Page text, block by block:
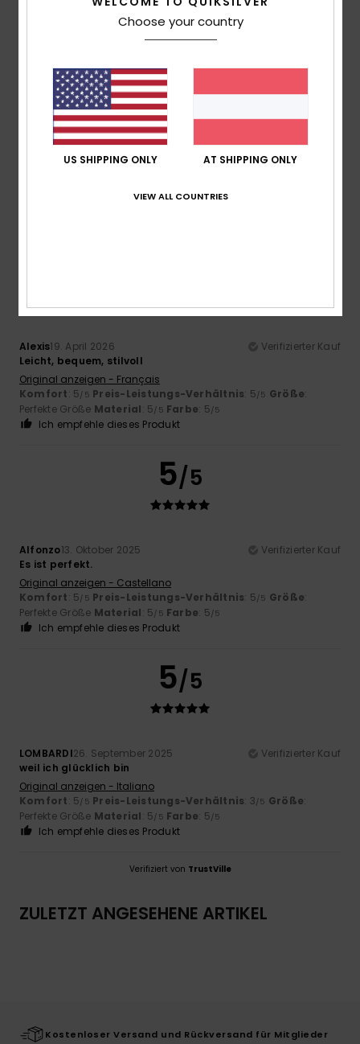
Preis-Leistungs-Verhältnis
Größe
Zu klein Zu groß
5.0
Alexis19. April 2026
Verifizierter Kauf
Leicht, bequem, stilvoll
Original anzeigen - Français
Komfort: 5/5 Preis-Leistungs-Verhältnis: 5/5 Größe:
Perfekte Größe Material: 5/5 Farbe: 5/5
Ich empfehle dieses Produkt
5/5
Alfonzo13. Oktober 2025
Verifizierter Kauf
Es ist perfekt.
Original anzeigen - Castellano
Komfort: 5/5 Preis-Leistungs-Verhältnis: 5/5 Größe:
Perfekte Größe Material: 5/5 Farbe: 5/5
Ich empfehle dieses Produkt
5/5
LOMBARDI26. September 2025
Verifizierter Kauf
weil ich glücklich bin
Original anzeigen - Italiano
Komfort: 5/5 Preis-Leistungs-Verhältnis: 3/5 Größe:
Perfekte Größe Material: 5/5 Farbe: 5/5
Ich empfehle dieses Produkt
Verifiziert von TrustVille
ZULETZT ANGESEHENE ARTIKEL
Kostenloser Versand und Rückversand für Mitglieder
Choose your country
US SHIPPING ONLY AT SHIPPING ONLY
VIEW ALL COUNTRIES